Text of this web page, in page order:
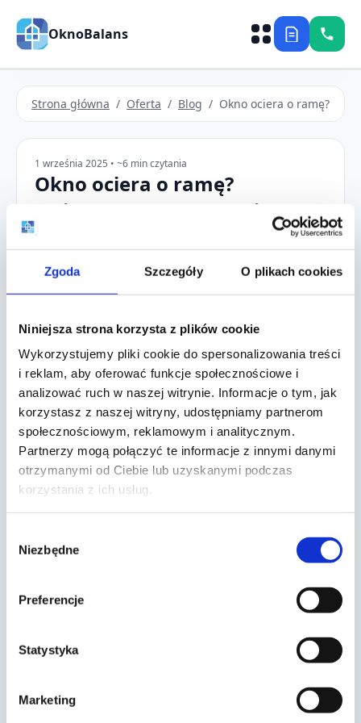
Zgoda Szczegóły O plikach cookies
Niniejsza strona korzysta z plików cookie
Wykorzystujemy pliki cookie do spersonalizowania treści
i reklam, aby oferować funkcje społecznościowe i
analizować ruch w naszej witrynie. Informacje o tym, jak
korzystasz z naszej witryny, udostępniamy partnerom
społecznościowym, reklamowym i analitycznym.
Partnerzy mogą połączyć te informacje z innymi danymi
otrzymanymi od Ciebie lub uzyskanymi podczas
korzystania z ich usług.
zgody
Niezbędne
Preferencje
Statystyka
Marketing
OknoBalans
Strona główna / Oferta / Blog / Okno ociera o ramę?
1 września 2025 • ~6 min czytania
Okno ociera o ramę?
Najczęstsze przyczyny i
szybkie rozwiązania
#regulacja #serwis #PVC
osiadanie skrzydła, poluzowane śruby
zawiasów, rozregulowany docisk lub zużyte
okucia. Zanim zamówisz serwis, sprawdź:
Czy klamka chodzi płynnie i ustawia się
pod kątem 45° w mikrowentylacji.
Czy skrzydło nie opadło – zauważalne przy
dolnym narożniku przy klamce.
Czy uszczelki są elastyczne i niepopękane.
Prostakorekta zawiasu dolnego(imbus 4 mm)
nie przekręcaj śrub na
siłę. Jeśli zawias „złapie luz”, możemy wymienić
Gdy skrzydło ociera górą i dołem jednocześnie,
Wtedy wykonujemy pełną regulację, test